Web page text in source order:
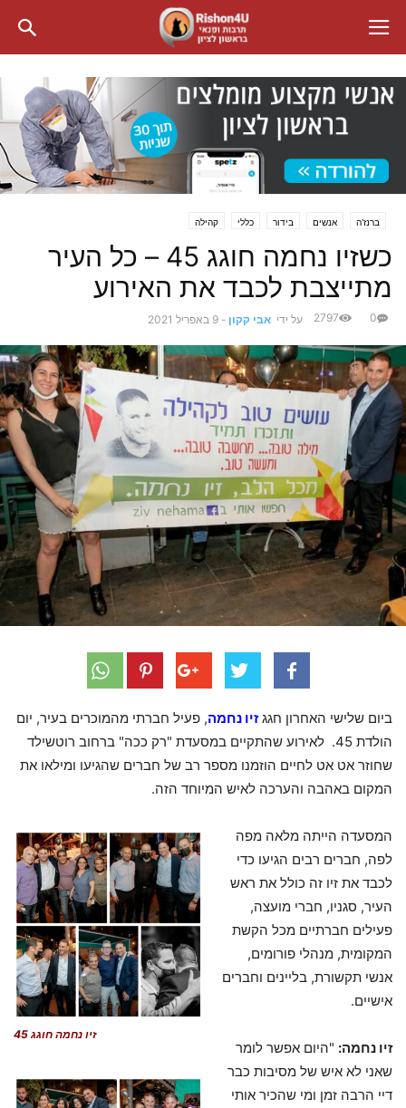
ברנז'ה אנשים בידור כללי קהילה
כשזיו נחמה חוגג 45 – כל העיר
מתייצבת לכבד את האירוע
על ידי אבי קקון - 9 באפריל 2021 0
2797
ביום שלישי האחרון חגגזיו נחמה, פעיל חברתי מהמוכרים בעיר, יום
הולדת 45. לאירוע שהתקיים במסעדת "רק ככה" ברחוב רוטשילד
שחוזר אט אט לחיים הוזמנו מספר רב של חברים שהגיעו ומילאו את
המקום באהבה והערכה לאיש המיוחד הזה.
זיו נחמה חוגג 45
המסעדה הייתה מלאה מפה
לפה, חברים רבים הגיעו כדי
לכבד את זיו זה כולל את ראש
העיר, סגניו, חברי מועצה,
פעילים חברתיים מכל הקשת
המקומית, מנהלי פורומים,
אנשי תקשורת, בליינים וחברים
אישיים.
זיו נחמה: "היום אפשר לומר
שאני לא איש של מסיבות כבר
דיי הרבה זמן ומי שהכיר אותי